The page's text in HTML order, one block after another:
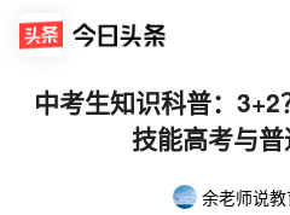
中考生知识科普：3+2
技能高考与
余老师说教